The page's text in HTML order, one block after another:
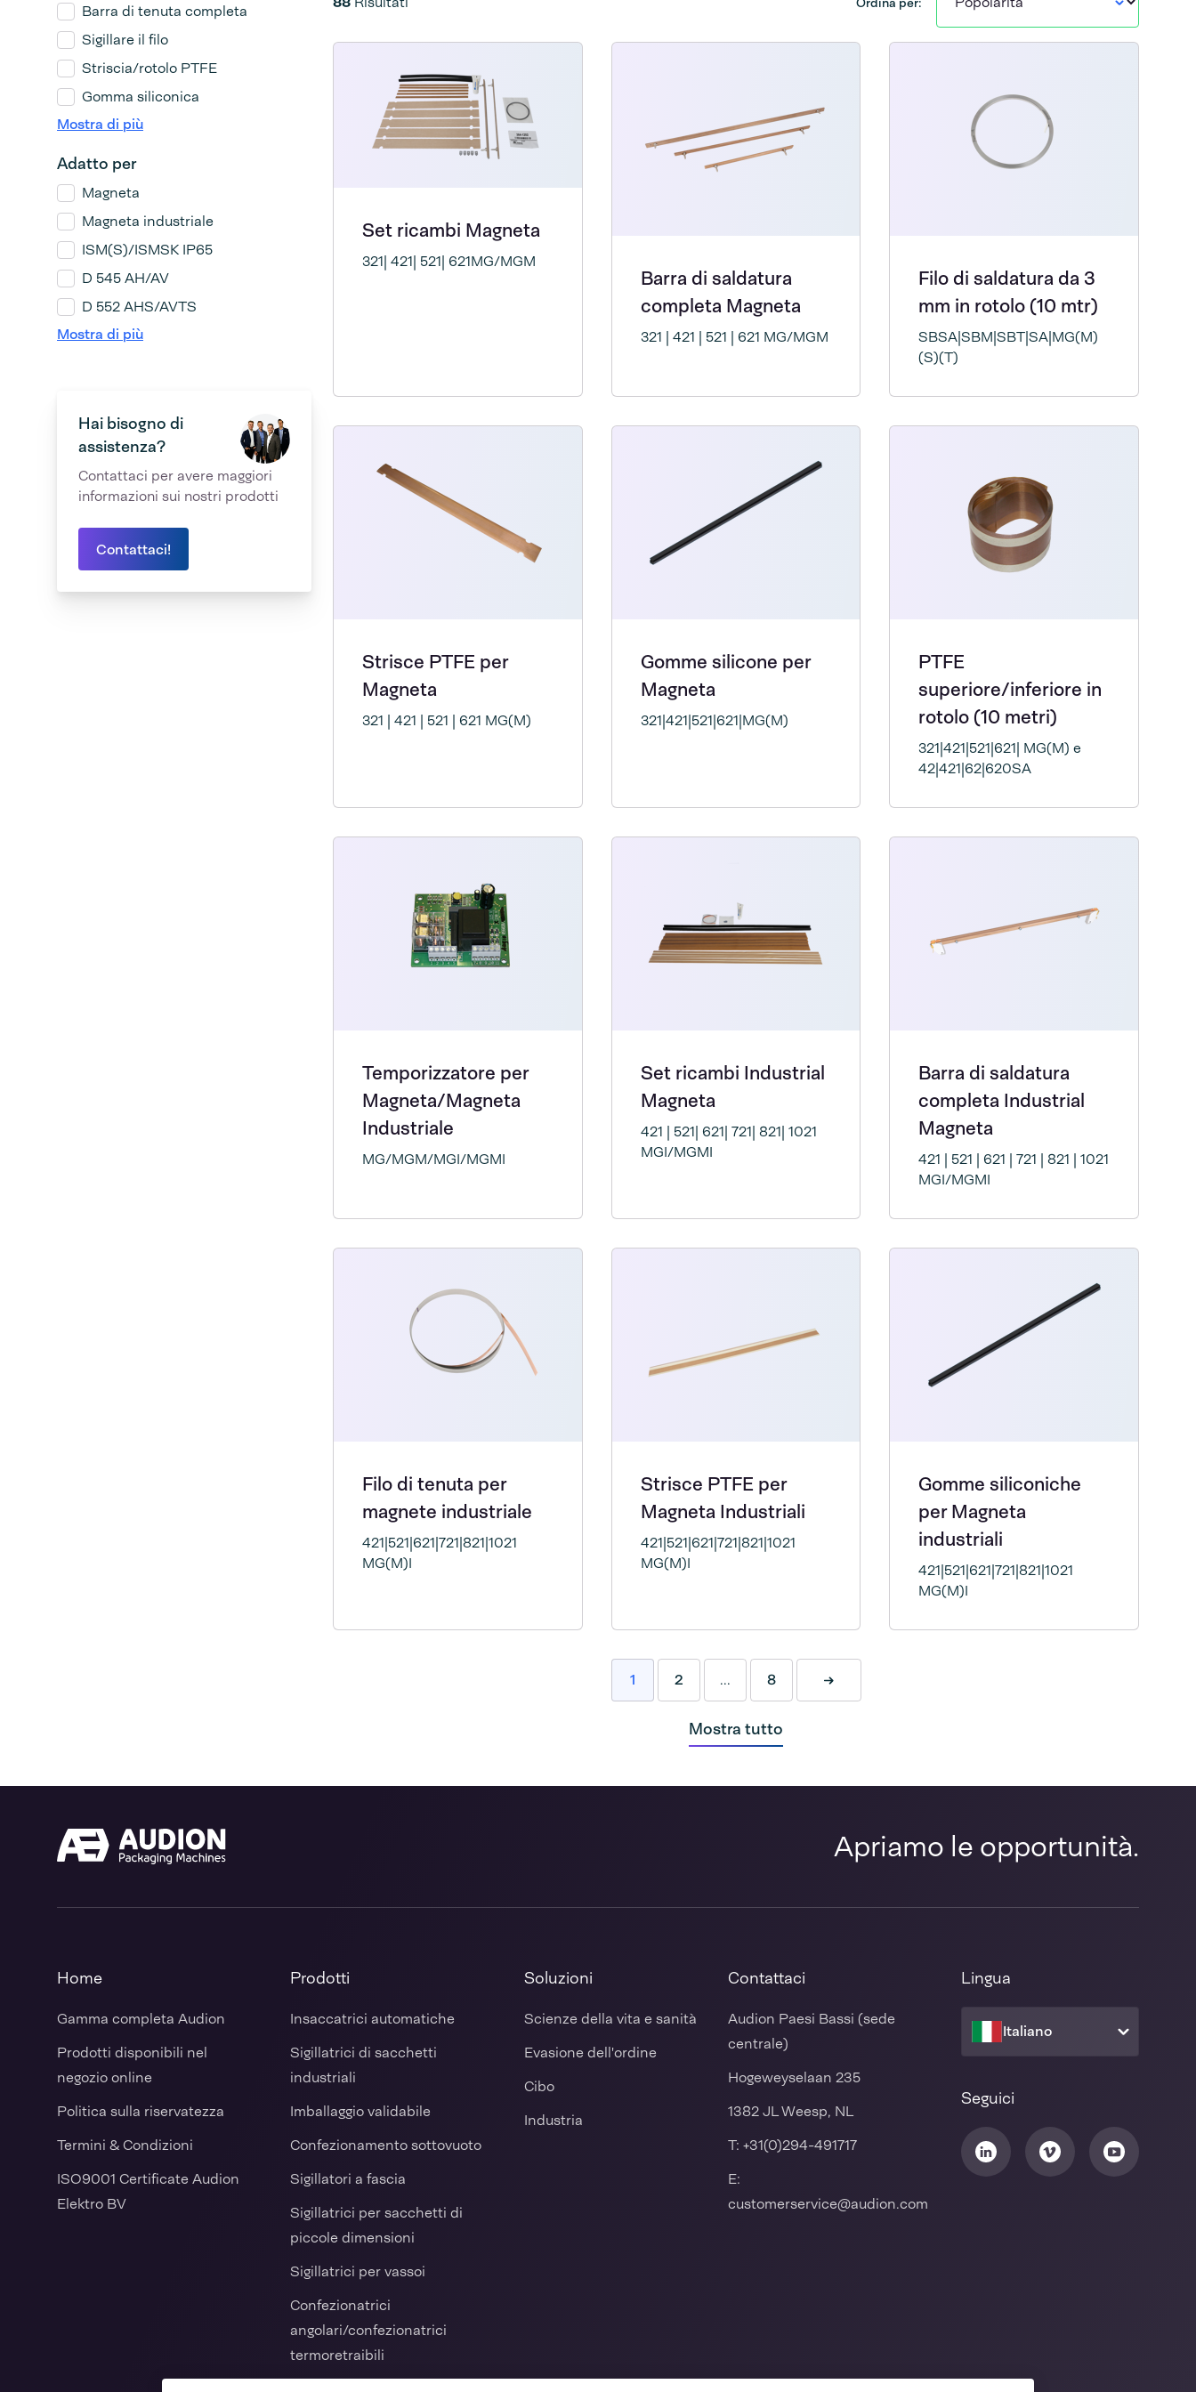
Barra di tenuta completa
Sigillare il filo
Striscia/rotolo PTFE
Gomma siliconica
Mostra di più
Adatto per
Magneta
Magneta industriale
ISM(S)/ISMSK IP65
D 545 AH/AV
D 552 AHS/AVTS
Mostra di più
Hai bisogno di
assistenza?
Contattaci per avere maggiori
informazioni sui nostri prodotti
Contattaci!
Set ricambi Magneta
321| 421| 521| 621MG/MGM
Barra di saldatura
completa Magneta
321 | 421 | 521 | 621 MG/MGM
Filo di saldatura da 3
mm in rotolo (10 mtr)
SBSA|SBM|SBT|SA|MG(M)
(S)(T)
Strisce PTFE per
Magneta
321 | 421 | 521 | 621 MG(M)
Gomme silicone per
Magneta
321|421|521|621|MG(M)
PTFE
superiore/inferiore in
rotolo (10 metri)
321|421|521|621| MG(M) e
42|421|62|620SA
Temporizzatore per
Magneta/Magneta
Industriale
MG/MGM/MGI/MGMI
Set ricambi Industrial
Magneta
421 | 521| 621| 721| 821| 1021
MGI/MGMI
Barra di saldatura
completa Industrial
Magneta
421 | 521 | 621 | 721 | 821 | 1021
MGI/MGMI
Filo di tenuta per
magnete industriale
421|521|621|721|821|1021
MG(M)I
Strisce PTFE per
Magneta Industriali
421|521|621|721|821|1021
MG(M)I
Gomme siliconiche
per Magneta
industriali
421|521|621|721|821|1021
MG(M)I
1 2 ... 8 Prossima
Mostra tutto
Apriamo le opportunità.
Home
Gamma completa Audion
Prodotti disponibili nel
negozio online
Politica sulla riservatezza
Termini & Condizioni
ISO9001 Certificate Audion
Elektro BV
Prodotti
Insaccatrici automatiche
Sigillatrici di sacchetti
industriali
Imballaggio validabile
Confezionamento sottovuoto
Sigillatori a fascia
Sigillatrici per sacchetti di
piccole dimensioni
Sigillatrici per vassoi
Confezionatrici
angolari/confezionatrici
termoretraibili
Soluzioni
Scienze della vita e sanità
Evasione dell'ordine
Cibo
Industria
Contattaci
Audion Paesi Bassi (sede
centrale)
Hogeweyselaan 235
1382 JL Weesp, NL
T: +31(0)294-491717
E:
customerservice@audion.com
Lingua
Italiano
Seguici